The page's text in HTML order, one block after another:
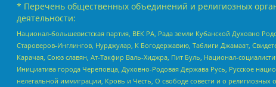
* Перечень общественных объединений и религиозных
деятельности:
Национал-большевистская партия, ВЕК РА, Рада земли Кубанской Духовно
Староверов-Инглингов, Нурджулар, К Богодержавию, Таблиги Джамаат,
Карачая, Союз славян, Ат-Такфир Валь-Хиджра, Пит Буль, Национал-
Инициатива города Череповца, Духовно-Родовая Держава Русь, Русское
нелегальной иммиграции, Кровь и Честь, О свободе совести и о